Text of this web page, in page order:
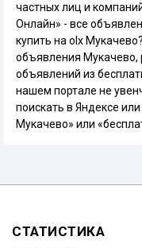
частных лиц и
Онлайн» - все
купить на olx
объявления
объявлений из
нашем портале не
поискать в Яндексе
Мукачево» или
СТАТИСТИКА